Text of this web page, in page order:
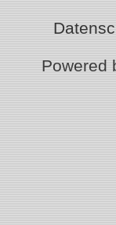
Powered